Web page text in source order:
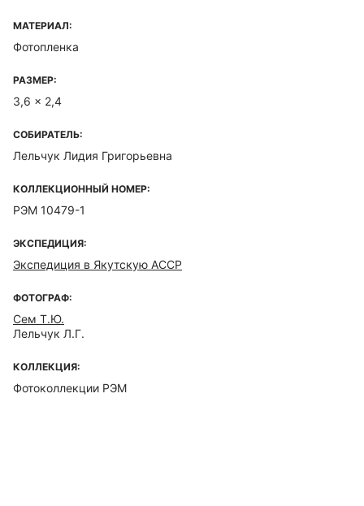
МАТЕРИАЛ:
Фотопленка
РАЗМЕР:
3,6 x 2,4
СОБИРАТЕЛЬ:
Лельчук Лидия Григорьевна
КОЛЛЕКЦИОННЫЙ НОМЕР:
РЭМ 10479-1
ЭКСПЕДИЦИЯ:
Экспедиция в Якутскую АССР
ФОТОГРАФ:
Сем Т.Ю.
Лельчук Л.Г.
КОЛЛЕКЦИЯ:
Фотоколлекции РЭМ